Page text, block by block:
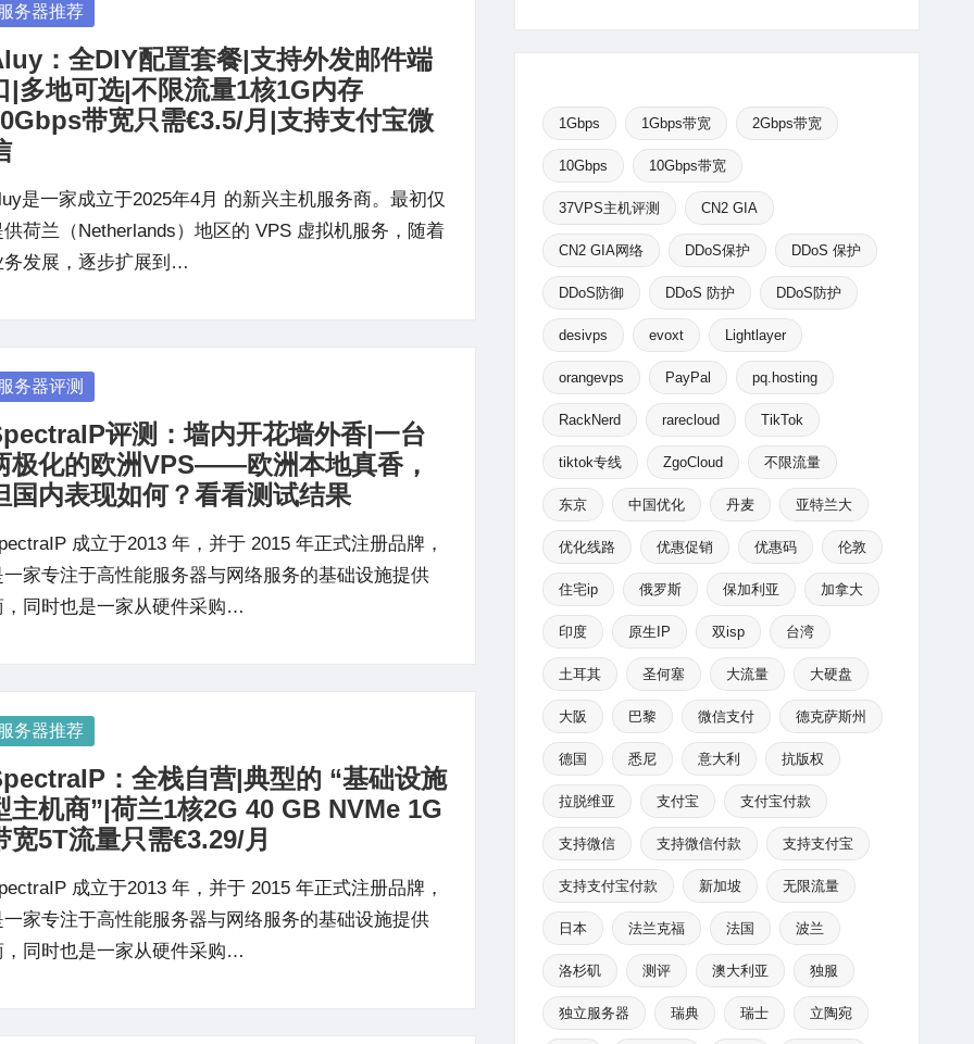
服务器推荐
：全DIY配置套餐|支持外发邮件端
|多地可选|不限流量1核1G内存
带宽只需€3.5/月|支持支付宝微
是一家成立于2025年4月 的新兴主机服务商。最初仅
供荷兰（Netherlands）地区的 VPS 虚拟机服务，随着
务发展，逐步扩展到…
服务器评测
评测：墙内开花墙外香|一台
极化的欧洲VPS——欧洲本地真香，
国内表现如何？看看测试结果
成立于2013 年，并于 2015 年正式注册品牌，
一家专注于高性能服务器与网络服务的基础设施提供
，同时也是一家从硬件采购…
服务器推荐
：全栈自营|典型的 “基础设施
主机商”|荷兰1核2G 40 GB NVMe 1G
宽5T流量只需€3.29/月
成立于2013 年，并于 2015 年正式注册品牌，
一家专注于高性能服务器与网络服务的基础设施提供
，同时也是一家从硬件采购…
1Gbps 1Gbps带宽 2Gbps带宽
10Gbps 10Gbps带宽
37VPS主机评测 CN2 GIA
CN2 GIA网络 DDoS保护 DDoS 保护
DDoS防御 DDoS 防护 DDoS防护
desivps evoxt Lightlayer
orangevps PayPal pq.hosting
RackNerd rarecloud TikTok
tiktok专线 ZgoCloud 不限流量
东京 中国优化 丹麦 亚特兰大
优化线路 优惠促销 优惠码 伦敦
住宅ip 俄罗斯 保加利亚 加拿大
印度 原生IP 双isp 台湾
土耳其 圣何塞 大流量 大硬盘
大阪 巴黎 微信支付 德克萨斯州
德国 悉尼 意大利 抗版权
拉脱维亚 支付宝 支付宝付款
支持微信 支持微信付款 支持支付宝
支持支付宝付款 新加坡 无限流量
日本 法兰克福 法国 波兰
洛杉矶 测评 澳大利亚 独服
独立服务器 瑞典 瑞士 立陶宛